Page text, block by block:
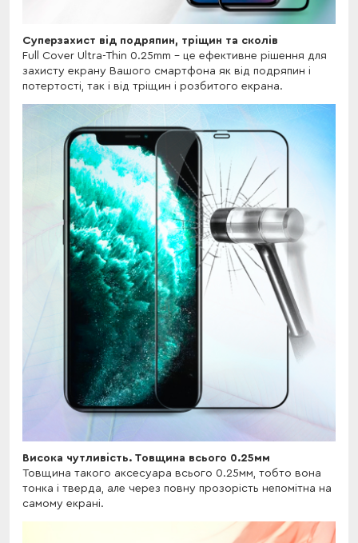
Суперзахист від подряпин, тріщин та сколів
Full Cover Ultra-Thin 0.25mm - це ефективне рішення для
захисту екрану Вашого смартфона як від подряпин і
потертості, так і від тріщин і розбитого екрана.
Висока чутливість. Товщина всього 0.25мм
Товщина такого аксесуара всього 0.25мм, тобто вона
тонка і тверда, але через повну прозорість непомітна на
самому екрані.